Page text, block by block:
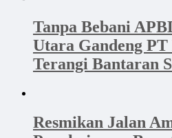
Tanpa Bebani
Utara Gandeng PT
Terangi Bantaran
Resmikan Jalan